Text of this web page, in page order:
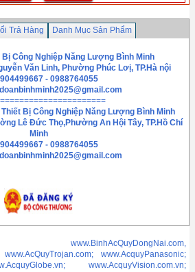
Trả Hàng
Danh Mục Sản Phẩm
Bị Công Nghiệp Năng Lượng Bình Minh
Văn Linh, Phường Phúc Lơị, TP.Hà nội
- 0988764055
Bị Công Nghiệp Năng Lượng Bình Minh
Lê Đức Thọ,Phường An Hội Tây, TP.Hồ Chí
Minh
- 0988764055
www.BinhAcQuyDongNai.com,
www.AcquyPanasonic;
www.AcquyVision.com.vn;